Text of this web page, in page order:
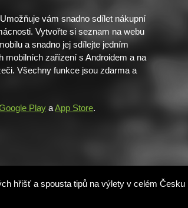
vám snadno sdílet nákupní
Vytvořte si seznam na webu
a snadno jej sdílejte jedním
mobilních zařízení s Androidem a na
Všechny funkce jsou zdarma a
Play aApp Store.
hřišť a spousta tipů na výlety v celém Česku